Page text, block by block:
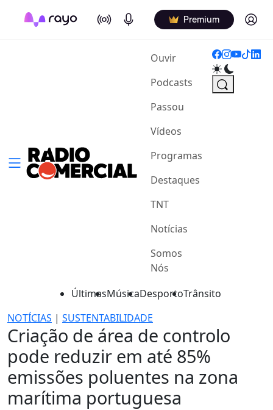
On Air Podcasts Premium Log in
Ouvir(current)
Podcasts
Passou
Vídeos
Programas
Destaques
TNT
Notícias
Somos
Nós
ÚltimasMúsicaDesportoTrânsito
NOTÍCIAS | SUSTENTABILIDADE
Criação de área de controlo
pode reduzir em até 85%
emissões poluentes na zona
marítima portuguesa